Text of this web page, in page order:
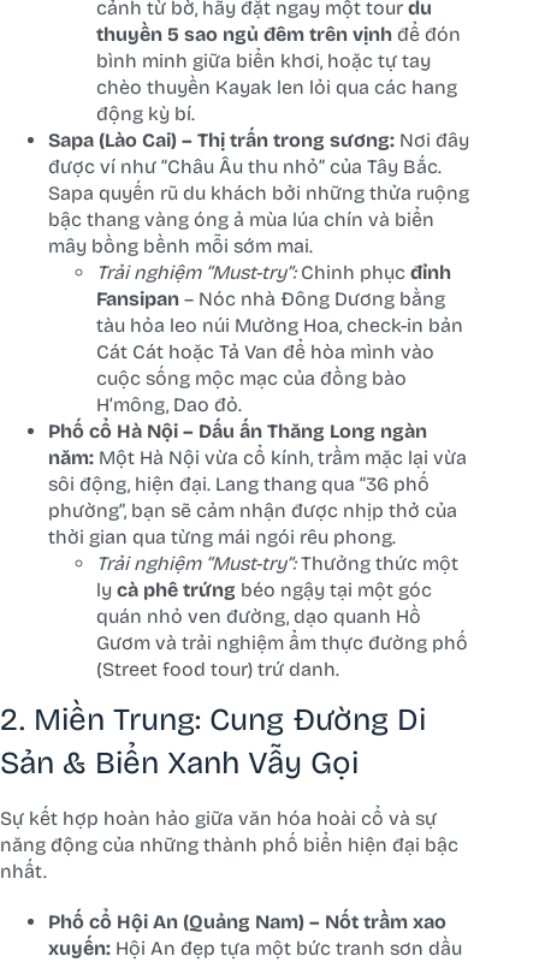
cảnh từ bờ, hãy đặt ngay một tour du
thuyền 5 sao ngủ đêm trên vịnh để đón
bình minh giữa biển khơi, hoặc tự tay
chèo thuyền Kayak len lỏi qua các hang
động kỳ bí.
Sapa (Lào Cai) – Thị trấn trong sương: Nơi đây
được ví như “Châu Âu thu nhỏ” của Tây Bắc.
Sapa quyến rũ du khách bởi những thửa ruộng
bậc thang vàng óng ả mùa lúa chín và biển
mây bồng bềnh mỗi sớm mai.
Trải nghiệm “Must-try”:Chinh phục đỉnh
Fansipan – Nóc nhà Đông Dương bằng
tàu hỏa leo núi Mường Hoa, check-in bản
Cát Cát hoặc Tả Van để hòa mình vào
cuộc sống mộc mạc của đồng bào
H’mông, Dao đỏ.
Phố cổ Hà Nội – Dấu ấn Thăng Long ngàn
năm: Một Hà Nội vừa cổ kính, trầm mặc lại vừa
sôi động, hiện đại. Lang thang qua “36 phố
phường”, bạn sẽ cảm nhận được nhịp thở của
thời gian qua từng mái ngói rêu phong.
Trải nghiệm “Must-try”:Thưởng thức một
ly cà phê trứng béo ngậy tại một góc
quán nhỏ ven đường, dạo quanh Hồ
Gươm và trải nghiệm ẩm thực đường phố
(Street food tour) trứ danh.
2. Miền Trung: Cung Đường Di
Sản & Biển Xanh Vẫy Gọi
Sự kết hợp hoàn hảo giữa văn hóa hoài cổ và sự
năng động của những thành phố biển hiện đại bậc
nhất.
Phố cổ Hội An (Quảng Nam) – Nốt trầm xao
xuyến: Hội An đẹp tựa một bức tranh sơn dầu